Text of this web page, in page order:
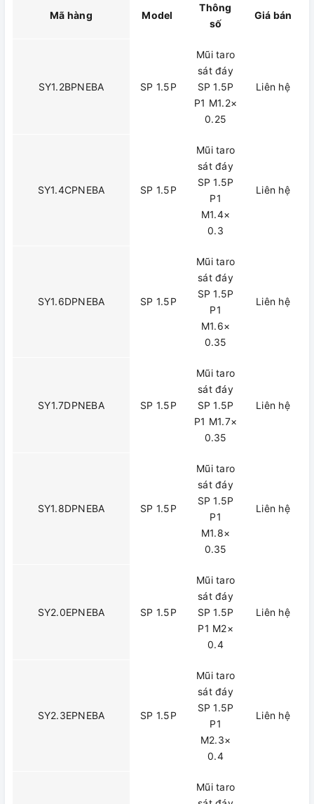
Mã hàng Model
Thông
số
Giá bán
SY1.2BPNEBA SP 1.5P
Mũi taro
sát đáy
SP 1.5P
P1 M1.2×
0.25
Liên hệ
SY1.4CPNEBA SP 1.5P
Mũi taro
sát đáy
SP 1.5P
P1
M1.4×
0.3
Liên hệ
SY1.6DPNEBA SP 1.5P
Mũi taro
sát đáy
SP 1.5P
P1
M1.6×
0.35
Liên hệ
SY1.7DPNEBA SP 1.5P
Mũi taro
sát đáy
SP 1.5P
P1 M1.7×
0.35
Liên hệ
SY1.8DPNEBA SP 1.5P
Mũi taro
sát đáy
SP 1.5P
P1
M1.8×
0.35
Liên hệ
SY2.0EPNEBA SP 1.5P
Mũi taro
sát đáy
SP 1.5P
P1 M2×
0.4
Liên hệ
SY2.3EPNEBA SP 1.5P
Mũi taro
sát đáy
SP 1.5P
P1
M2.3×
0.4
Liên hệ
Mũi taro